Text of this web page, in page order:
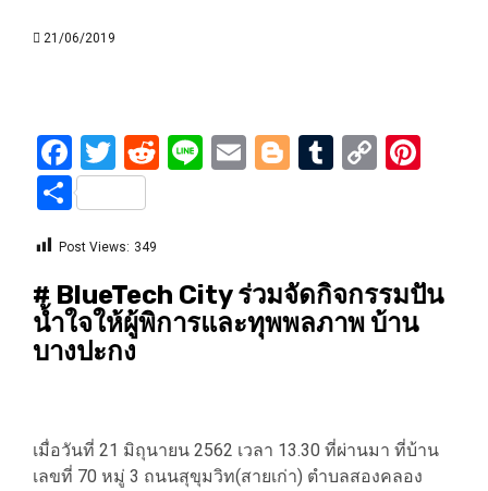
21/06/2019
Facebook
Twitter
Reddit
LineEmailBlogger
Tumblr
Copy
Share
Post Views: 349
#​ BlueTech​ City ร่วมจัดกิจกรรมปัน
น้ำใจให้ผู้พิการและทุพพลภาพ บ้าน
บางปะกง
เมื่อวันที่ 21 มิถุนายน 2562 เวลา 13.30 ที่ผ่านมา ที่บ้าน
เลขที่ 70 หมู่ 3 ถนนสุขุมวิท(สายเก่า) ตำบลสองคลอง